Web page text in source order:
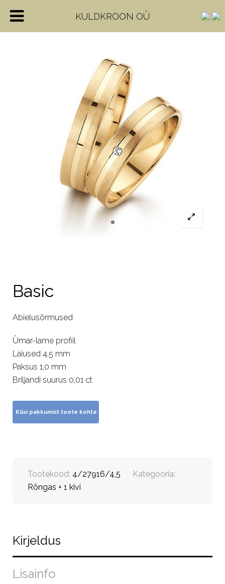
Basic
Abielusõrmused
Ümar-lame profiil
Laiused 4,5 mm
Paksus 1,0 mm
Briljandi suurus 0,01 ct
Tootekood: 4/27916/4,5
Kategooria:
Rõngas + 1 kivi
Kirjeldus
Lisainfo
KULDKROON OÜ